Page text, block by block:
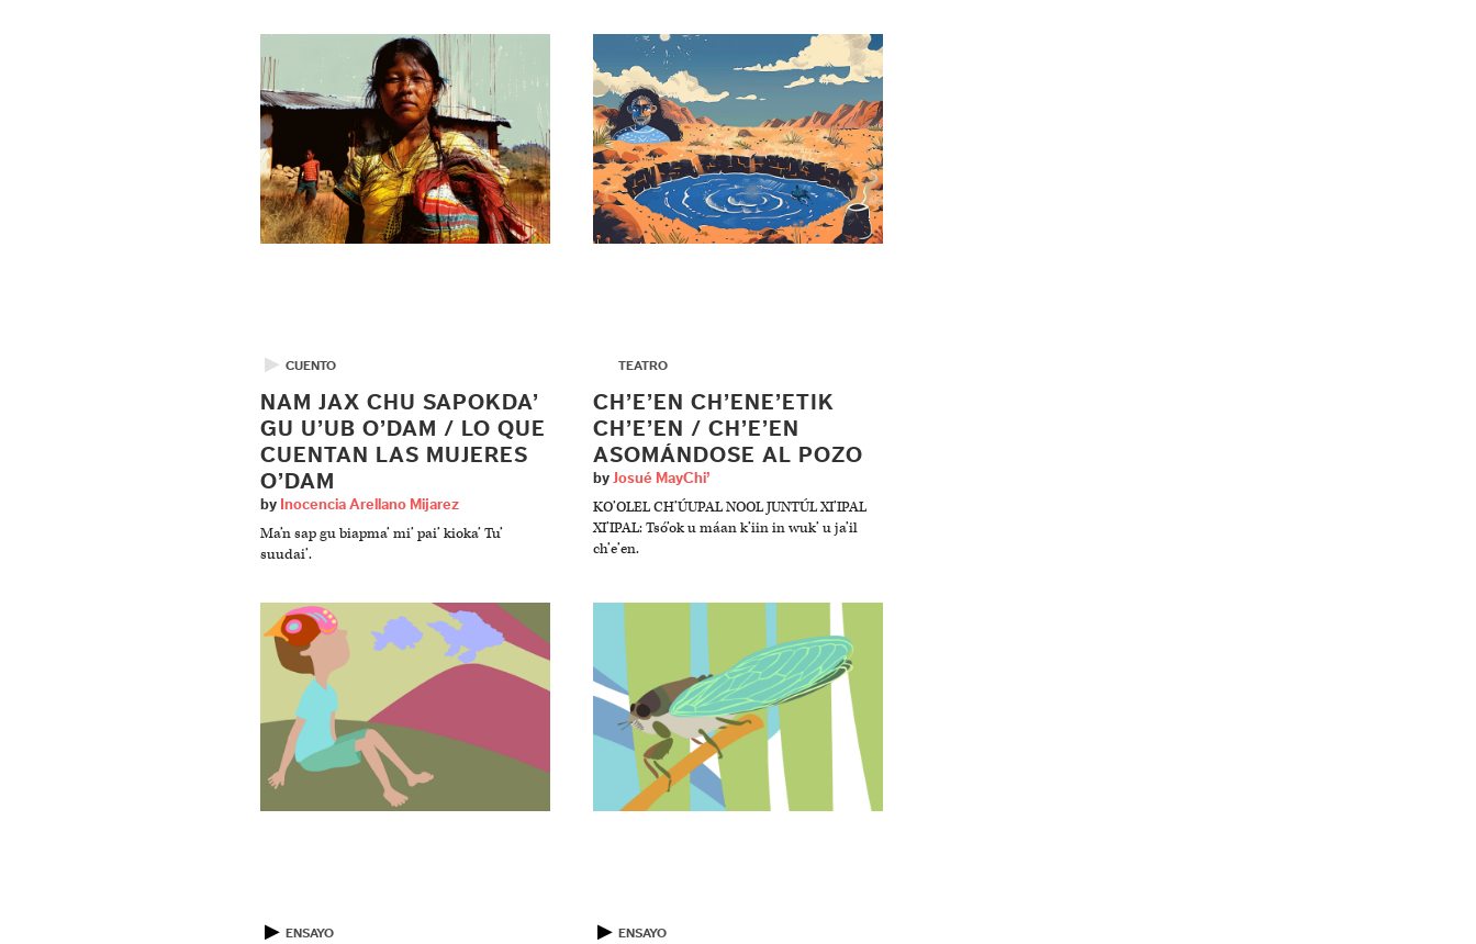
▶ CUENTO
NAM JAX CHU SAPOKDA’
GU U’UB O’DAM / LO QUE
CUENTAN LAS MUJERES
O’DAM
by Inocencia Arellano Mijarez
Ma’n sap gu biapma’ mi’ pai’ kioka’ Tu’
suudai’.
TEATRO
CH’E’EN CH’ENE’ETIK
CH’E’EN / CH’E’EN
ASOMÁNDOSE AL POZO
by Josué MayChi’
KO’OLEL CH’ÚUPAL NOOL JUNTÚL XI’IPAL
XI’IPAL: Tsó’ok u máan k’iin in wuk’ u ja’il
ch’e’en.
▶ ENSAYO ▶ ENSAYO